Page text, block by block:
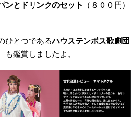
ンとドリンクのセット
（８００円）
ひとつであるハウステンボス歌劇団
も鑑賞しましたよ。